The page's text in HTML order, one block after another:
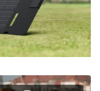
რომელიც
პანელების
25%-ს. ეს